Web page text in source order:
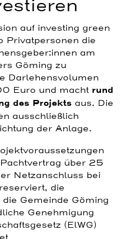
auf investing green
Privatpersonen die
am
Göming zu
Darlehensvolumen
Euro und macht rund
des Projekts aus. Die
ausschließlich
der Anlage.
über 25
Netzanschluss bei
die
Gemeinde Göming
Genehmigung
(ElWG)